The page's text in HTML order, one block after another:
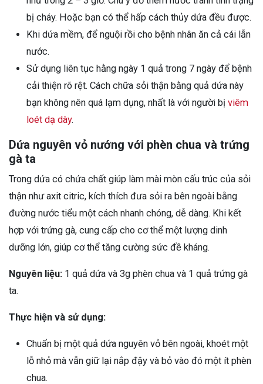
bị cháy. Hoặc bạn có thể hấp cách thủy dứa đều được.
Khi dứa mềm, để nguội rồi cho bệnh nhân ăn cả cái lẫn
nước.
Sử dụng liên tục hằng ngày 1 quả trong 7 ngày để bệnh
cải thiện rõ rệt. Cách chữa sỏi thận bằng quả dứa này
bạn không nên quá lạm dụng, nhất là với người bị viêm
loét dạ dày.
Dứa nguyên vỏ nướng với phèn chua và trứng
gà ta
Trong dứa có chứa chất giúp làm mài mòn cấu trúc của sỏi
thận như axit citric, kích thích đưa sỏi ra bên ngoài bằng
đường nước tiểu một cách nhanh chóng, dễ dàng. Khi kết
hợp với trứng gà, cung cấp cho cơ thể một lượng dinh
dưỡng lớn, giúp cơ thể tăng cường sức đề kháng.
Nguyên liệu: 1 quả dứa và 3g phèn chua và 1 quả trứng gà
ta.
Thực hiện và sử dụng:
Chuẩn bị một quả dứa nguyên vỏ bên ngoài, khoét một
lỗ nhỏ mà vẫn giữ lại nắp đậy và bỏ vào đó một ít phèn
chua.